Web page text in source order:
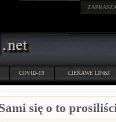
COVID-19 CIEKAWE LINKI
się o to